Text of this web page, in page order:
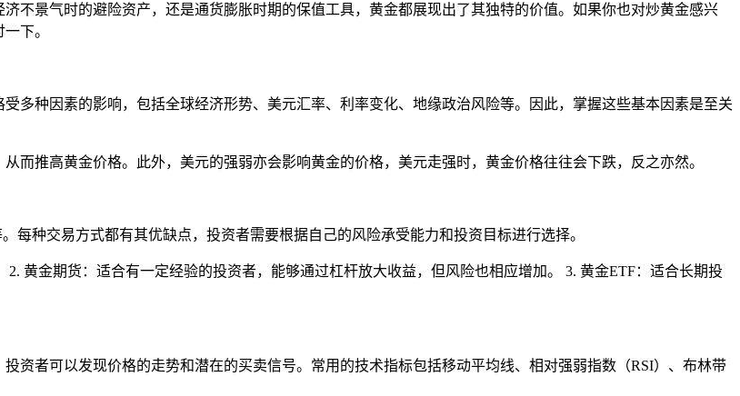
不景气时的避险资产，还是通货膨胀时期的保值工具，黄金都展现出了其独特的价值。如果你也对炒黄金感兴
下。
多种因素的影响，包括全球经济形势、美元汇率、利率变化、地缘政治风险等。因此，掌握这些基本因素是至关
而推高黄金价格。此外，美元的强弱亦会影响黄金的价格，美元走强时，黄金价格往往会下跌，反之亦然。
每种交易方式都有其优缺点，投资者需要根据自己的风险承受能力和投资目标进行选择。
黄金期货：适合有一定经验的投资者，能够通过杠杆放大收益，但风险也相应增加。 3. 黄金ETF：适合长期投
资者可以发现价格的走势和潜在的买卖信号。常用的技术指标包括移动平均线、相对强弱指数（RSI）、布林带